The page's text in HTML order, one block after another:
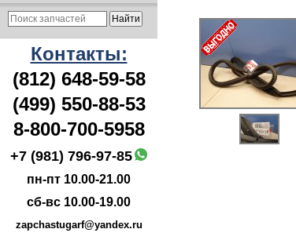
Контакты:
(812) 648-59-58
(499) 550-88-53
8-800-700-5958
+7 (981) 796-97-85
пн-пт 10.00-21.00
сб-вс 10.00-19.00
zapchastugarf@yandex.ru